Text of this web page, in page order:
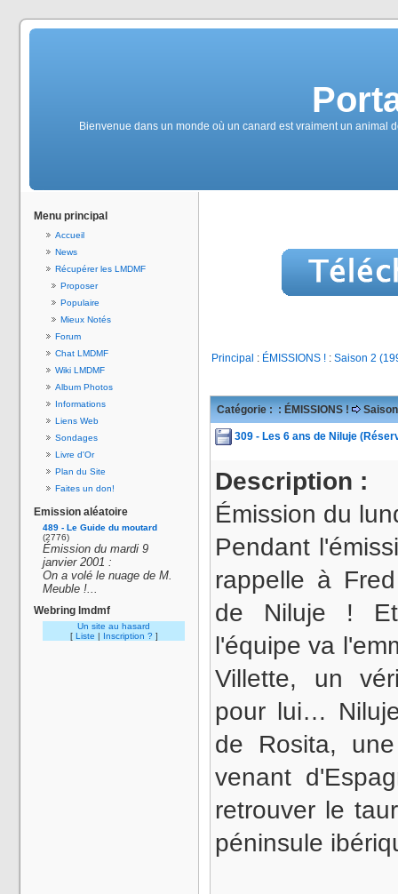
Bienvenue dans un monde où un canard est vraiment un
Menu principal
Accueil
News
Récupérer les LMDMF
Proposer
Populaire
Mieux Notés
Forum
Chat LMDMF
Wiki LMDMF
Album Photos
Informations
Liens Web
Sondages
Livre d'Or
Plan du Site
Faites un don!
Emission aléatoire
489 - Le Guide du moutard
(2776)
Émission du mardi 9
janvier 2001 :
On a volé le nuage de M.
Meuble !...
Webring lmdmf
Un site au hasard
[ Liste | Inscription ? ]
Principal : ÉMISSIONS ! : Saison 2
Catégorie : : ÉMISSIONS !
309 - Les 6 ans de Niluje
Description :
Émission du
Pendant
rappelle à
de Niluje !
l'équipe va
Villette, un
pour lui…
de Rosita,
venant
retrouver le
péninsule